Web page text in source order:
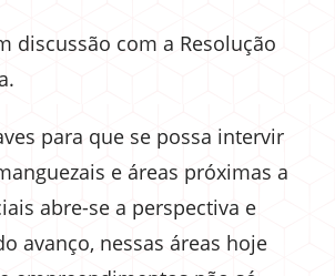
discussão com a Resolução
para que se possa intervir
e áreas próximas a
abre-se a perspectiva e
avanço, nessas áreas hoje